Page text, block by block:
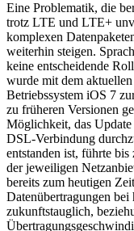
Eine Problematik, die
trotz LTE und LTE+
komplexen
weiterhin steigen.
keine entscheidende
wurde mit dem aktuellen
Betriebssystem iOS 7
zu früheren Versionen
Möglichkeit, das Update
DSL-Verbindung
entstanden ist, führte
der jeweiligen
bereits zum heutigen
Datenübertragungen
zukunftstauglich,